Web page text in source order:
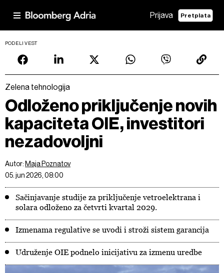
Prijava Pretplata
PODELI VEST
Zelena tehnologija
Odloženo priključenje novih
kapaciteta OIE, investitori
nezadovoljni
Autor: Maja Poznatov
05. jun 2026, 08:00
Sačinjavanje studije za priključenje vetroelektrana i
solara odloženo za četvrti kvartal 2029.
Izmenama regulative se uvodi i stroži sistem garancija
Udruženje OIE podnelo inicijativu za izmenu uredbe